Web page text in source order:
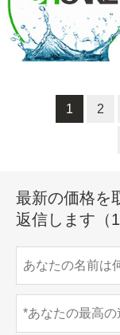
1 2
最新の価格を
返信します（